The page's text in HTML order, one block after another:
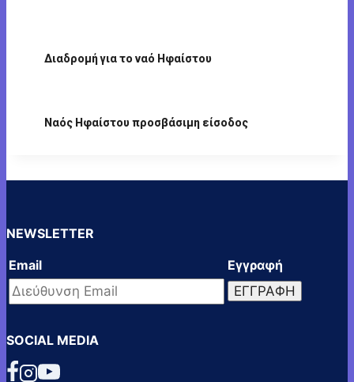
Διαδρομή για το ναό Ηφαίστου
Ναός Ηφαίστου προσβάσιμη είσοδος
NEWSLETTER
Email Εγγραφή
SOCIAL MEDIA